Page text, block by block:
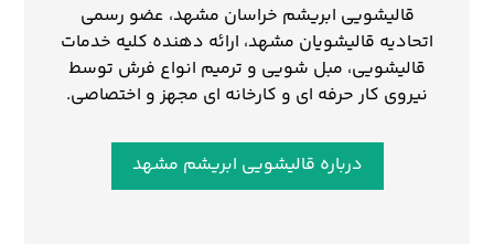
قالیشویی ابریشم خراسان مشهد، عضو رسمی
اتحادیه قالیشویان مشهد، ارائه دهنده کلیه خدمات
قالیشویی، مبل شویی و ترمیم انواع فرش توسط
نیروی کار حرفه ای و کارخانه ای مجهز و اختصاصی.
درباره قالیشویی ابریشم مشهد